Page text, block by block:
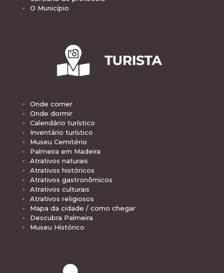
O Município
Onde comer
Onde dormir
Calendário turístico
Inventário turístico
Museu Cemitério
Palmeira em Madeira
Atrativos naturais
Atrativos históricos
Atrativos gastronômicos
Atrativos culturais
Atrativos religiosos
Mapa da cidade / como chegar
Descubra Palmeira
Museu Histórico